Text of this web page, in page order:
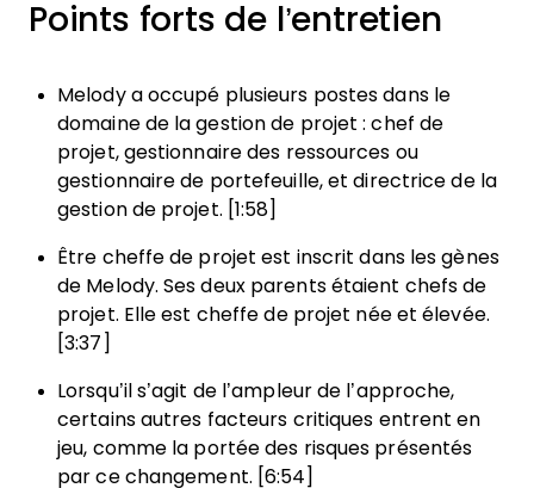
Points forts de l’entretien
Melody a occupé plusieurs postes dans le
domaine de la gestion de projet : chef de
projet, gestionnaire des ressources ou
gestionnaire de portefeuille, et directrice de la
gestion de projet. [1:58]
Être cheffe de projet est inscrit dans les gènes
de Melody. Ses deux parents étaient chefs de
projet. Elle est cheffe de projet née et élevée.
[3:37]
Lorsqu’il s’agit de l’ampleur de l’approche,
certains autres facteurs critiques entrent en
jeu, comme la portée des risques présentés
par ce changement. [6:54]